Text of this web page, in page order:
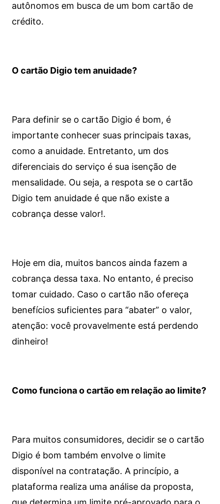
autônomos em busca de um bom cartão de
crédito.
O cartão Digio tem anuidade?
Para definir se o cartão Digio é bom, é
importante conhecer suas principais taxas,
como a anuidade. Entretanto, um dos
diferenciais do serviço é sua isenção de
mensalidade. Ou seja, a respota se o cartão
Digio tem anuidade é que não existe a
cobrança desse valor!.
Hoje em dia, muitos bancos ainda fazem a
cobrança dessa taxa. No entanto, é preciso
tomar cuidado. Caso o cartão não ofereça
benefícios suficientes para “abater” o valor,
atenção: você provavelmente está perdendo
dinheiro!
Como funciona o cartão em relação ao limite?
Para muitos consumidores, decidir se o cartão
Digio é bom também envolve o limite
disponível na contratação. A princípio, a
plataforma realiza uma análise da proposta,